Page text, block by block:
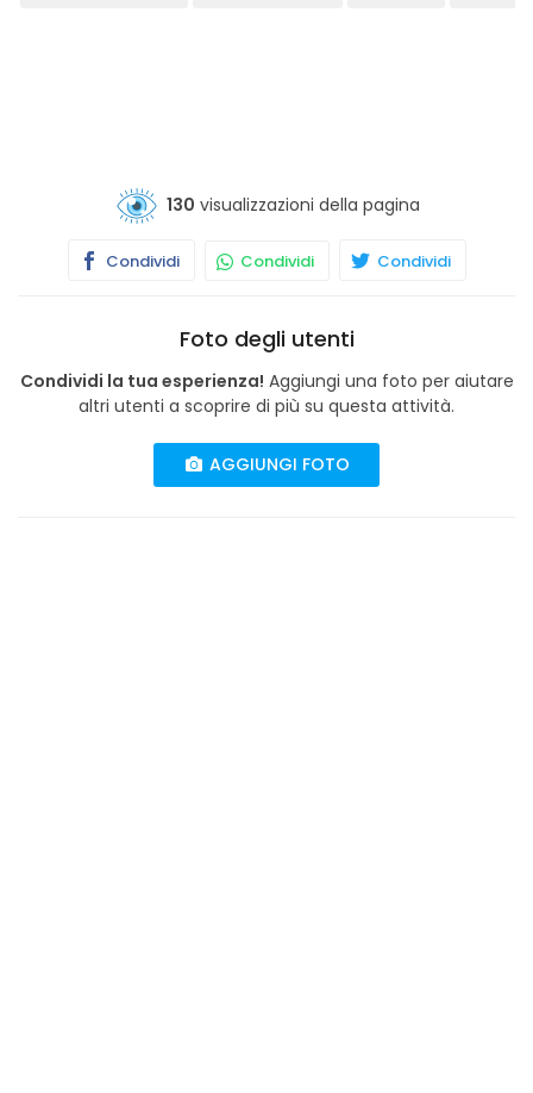
130 visualizzazioni della pagina
Condividi Condividi Condividi
Foto degli utenti
Condividi la tua esperienza! Aggiungi una foto per aiutare
altri utenti a scoprire di più su questa attività.
AGGIUNGI FOTO